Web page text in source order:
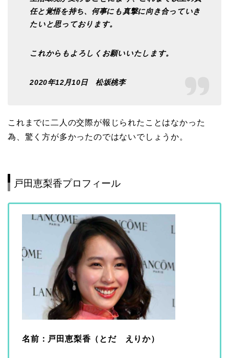
任と覚悟を持ち、何事にも真撃に向き合っていき
たいと思っております。
これからもよろしくお願いいたします。
2020年12月10日 松坂桃李
これまでに二人の交際が報じられたことはなかった
為、驚く方が多かったのではないでしょうか。
戸田恵梨香プロフィール
名前：戸田恵梨香（とだ えりか）